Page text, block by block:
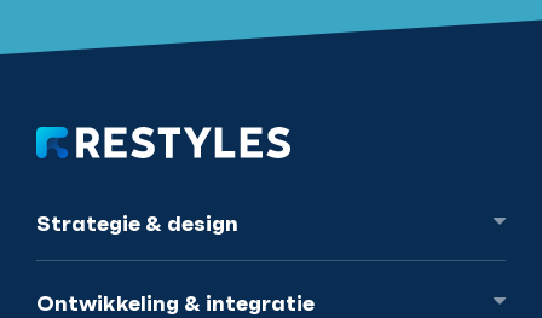
Strategie & design
Ontwikkeling & integratie